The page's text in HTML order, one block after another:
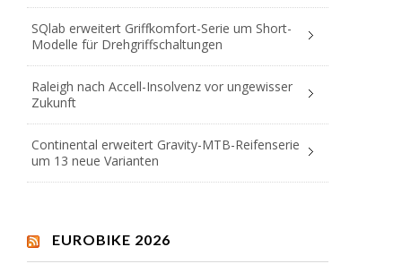
SQlab erweitert Griffkomfort-Serie um Short-
Modelle für Drehgriffschaltungen
Raleigh nach Accell-Insolvenz vor ungewisser
Zukunft
Continental erweitert Gravity-MTB-Reifenserie
um 13 neue Varianten
EUROBIKE 2026